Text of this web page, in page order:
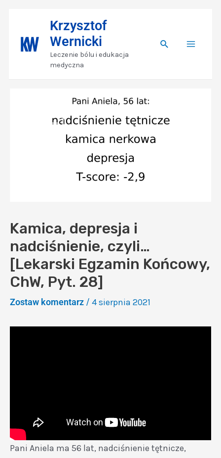
content
Krzysztof
Wernicki
Leczenie bólu i edukacja
medyczna
SearchMenu
Kamica, depresja i
nadciśnienie, czyli…
[Lekarski Egzamin Końcowy,
ChW, Pyt. 28]
Zostaw komentarz / 4 sierpnia 2021
Pani Aniela ma 56 lat, nadciśnienie tętnicze,